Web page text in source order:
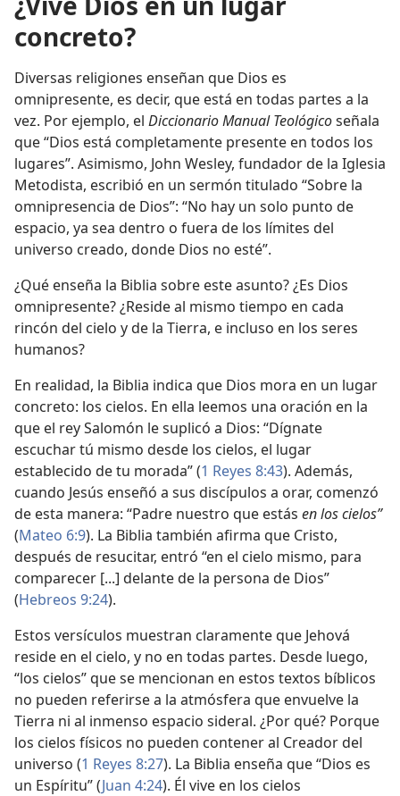
concreto?
Diversas religiones enseñan que Dios es
omnipresente, es decir, que está en todas partes a la
vez. Por ejemplo, el Diccionario Manual Teológicoseñala
que “Dios está completamente presente en todos los
lugares”. Asimismo, John Wesley, fundador de la Iglesia
Metodista, escribió en un sermón titulado “Sobre la
omnipresencia de Dios”: “No hay un solo punto de
espacio, ya sea dentro o fuera de los límites del
universo creado, donde Dios no esté”.
¿Qué enseña la Biblia sobre este asunto? ¿Es Dios
omnipresente? ¿Reside al mismo tiempo en cada
rincón del cielo y de la Tierra, e incluso en los seres
humanos?
En realidad, la Biblia indica que Dios mora en un lugar
concreto: los cielos. En ella leemos una oración en la
que el rey Salomón le suplicó a Dios: “Dígnate
escuchar tú mismo desde los cielos, el lugar
establecido de tu morada” (1 Reyes 8:43). Además,
cuando Jesús enseñó a sus discípulos a orar, comenzó
de esta manera: “Padre nuestro que estás en los cielos”
(Mateo 6:9). La Biblia también afirma que Cristo,
después de resucitar, entró “en el cielo mismo, para
comparecer [...] delante de la persona de Dios”
(Hebreos 9:24).
Estos versículos muestran claramente que Jehová
reside en el cielo, y no en todas partes. Desde luego,
“los cielos” que se mencionan en estos textos bíblicos
no pueden referirse a la atmósfera que envuelve la
Tierra ni al inmenso espacio sideral. ¿Por qué? Porque
los cielos físicos no pueden contener al Creador del
universo (1 Reyes 8:27). La Biblia enseña que “Dios es
un Espíritu” (Juan 4:24). Él vive en los cielos